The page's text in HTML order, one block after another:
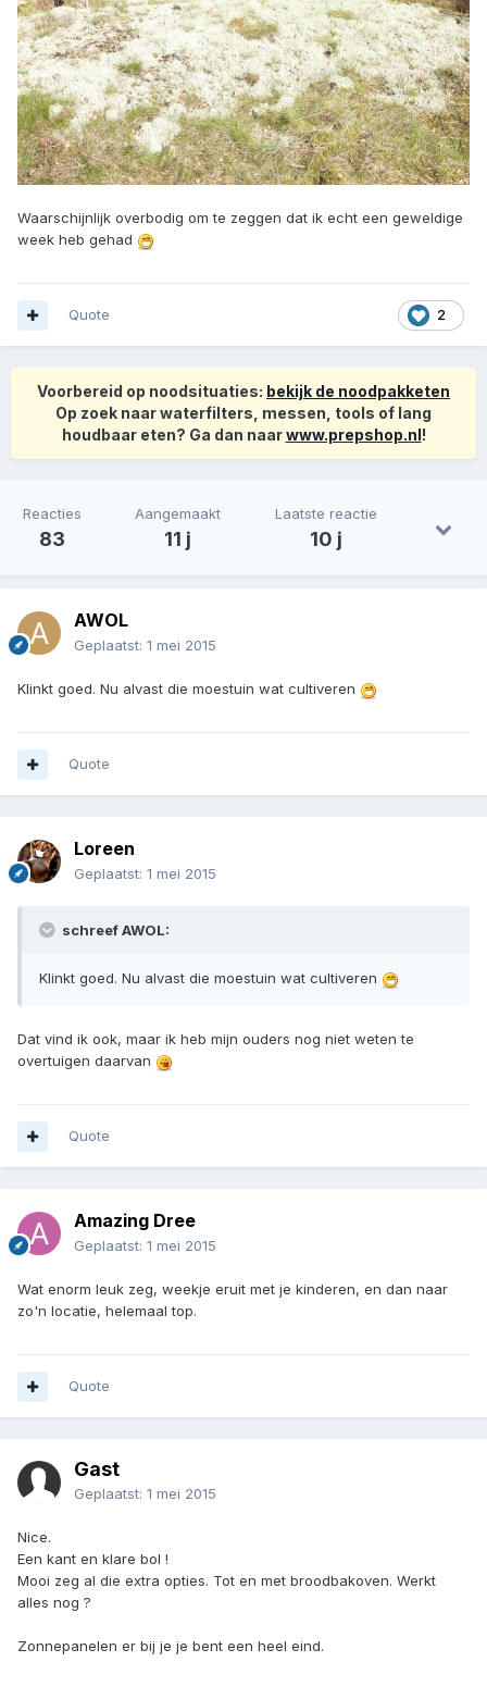
Waarschijnlijk overbodig om te zeggen dat ik echt een geweldige
week heb gehad
2
Quote
Voorbereid op noodsituaties: bekijk de noodpakketen
Op zoek naar waterfilters, messen, tools of lang
houdbaar eten? Ga dan naarwww.prepshop.nl!
Reacties
83
Aangemaakt
11 j
Laatste reactie
10 j
AWOL
Geplaatst: 1 mei 2015
Klinkt goed. Nu alvast die moestuin wat cultiveren
Quote
Loreen
Geplaatst: 1 mei 2015
schreef AWOL:
Klinkt goed. Nu alvast die moestuin wat cultiveren
Dat vind ik ook, maar ik heb mijn ouders nog niet weten te
overtuigen daarvan
Quote
Amazing Dree
Geplaatst: 1 mei 2015
Wat enorm leuk zeg, weekje eruit met je kinderen, en dan naar
zo'n locatie, helemaal top.
Quote
Gast
Geplaatst: 1 mei 2015
Nice.
Een kant en klare bol !
Mooi zeg al die extra opties. Tot en met broodbakoven. Werkt
alles nog ?
Zonnepanelen er bij je je bent een heel eind.